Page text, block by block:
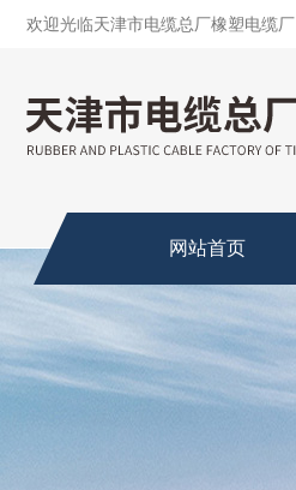
欢迎光临天津市电缆总厂橡塑电缆厂
网站首页